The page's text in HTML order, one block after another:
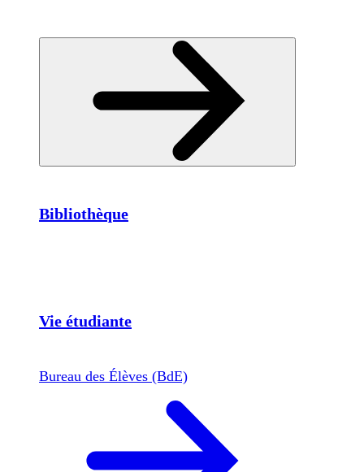
Bibliothèque
Vie étudiante
Bureau des Élèves (BdE)